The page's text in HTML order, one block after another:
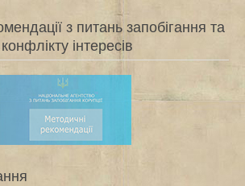
з питань запобігання та
інтересів